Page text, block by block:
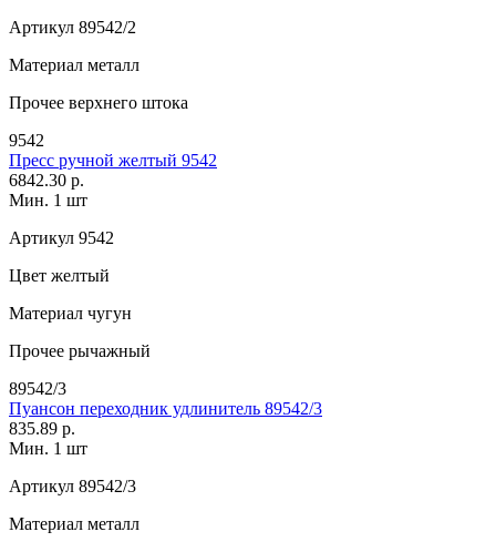
Артикул 89542/2
Материал металл
Прочее верхнего штока
9542
Пресс ручной желтый 9542
6842.30 р.
Мин. 1 шт
Артикул 9542
Цвет желтый
Материал чугун
Прочее рычажный
89542/3
Пуансон переходник удлинитель 89542/3
835.89 р.
Мин. 1 шт
Артикул 89542/3
Материал металл